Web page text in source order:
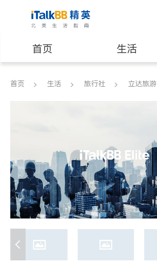
首页 生活
医生 律师
养老 非盈利组织
首页 生活 旅行社 立达旅游